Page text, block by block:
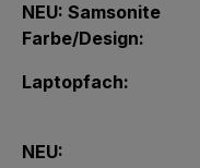
NEU: Samsonite
Farbe/Design:
Laptopfach:
NEU: